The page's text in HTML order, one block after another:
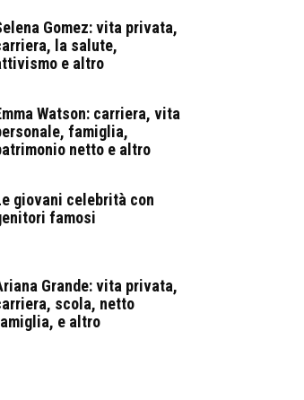
Gomez: vita privata,
la salute,
e altro
Watson: carriera, vita
famiglia,
netto e altro
giovani celebrità con
famosi
Grande: vita privata,
scola, netto
e altro